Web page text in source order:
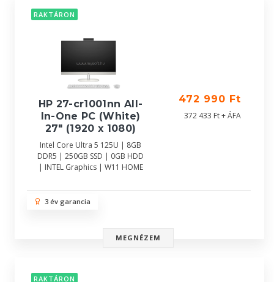
RAKTÁRON
HP 27-cr1001nn All-
In-One PC (White)
27" (1920 x 1080)
Intel Core Ultra 5 125U | 8GB
DDR5 | 250GB SSD | 0GB HDD
| INTEL Graphics | W11 HOME
472 990 Ft
372 433 Ft + ÁFA
3 év garancia
MEGNÉZEM
RAKTÁRON